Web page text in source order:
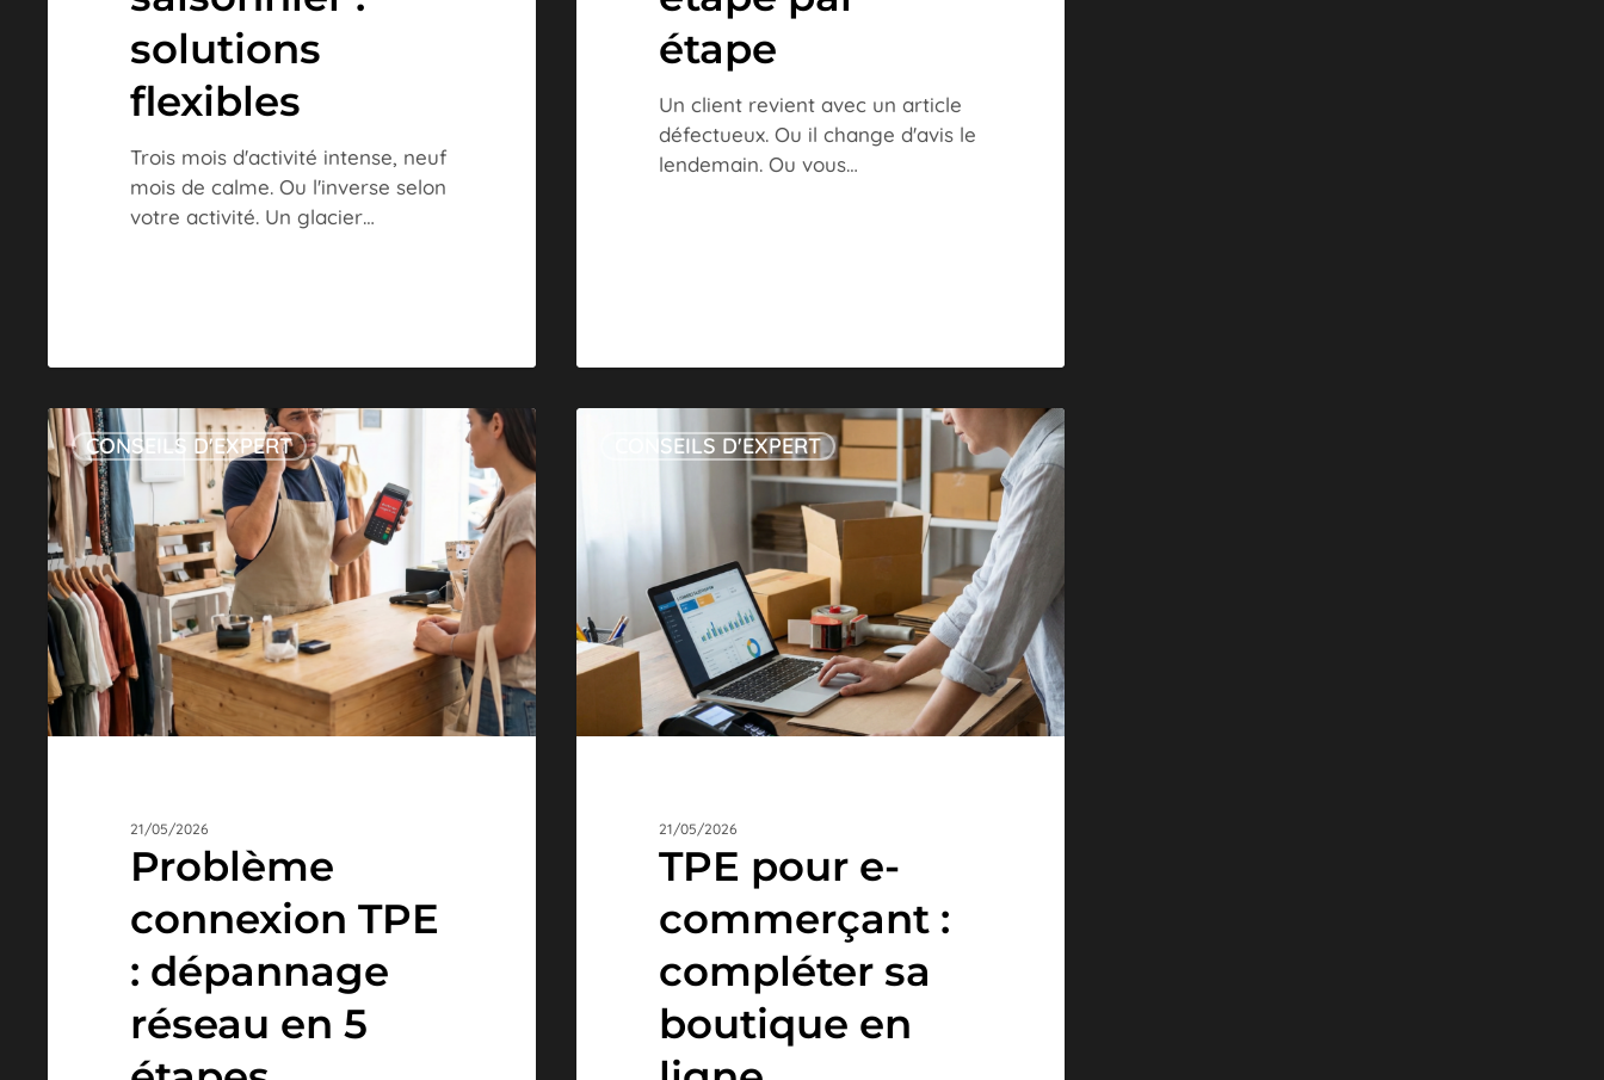
solutions
flexibles
Trois mois d'activité intense, neuf
mois de calme. Ou l'inverse selon
votre activité. Un glacier…
étape
Un client revient avec un article
défectueux. Ou il change d'avis le
lendemain. Ou vous…
Problème
connexion
TPE
:
dépannage
réseau
en
5
étapes
CONSEILS D'EXPERT
21/05/2026
Problème
connexion TPE
: dépannage
réseau en 5
compléter
boutique
en
CONSEILS D'EXPERT
21/05/2026
TPE pour e-
commerçant :
compléter sa
boutique en